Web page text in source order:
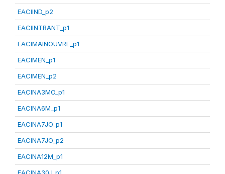
EACIIND_p2
EACIINTRANT_p1
EACIMAINOUVRE_p1
EACIMEN_p1
EACIMEN_p2
EACINA3MO_p1
EACINA6M_p1
EACINA7JO_p1
EACINA7JO_p2
EACINA12M_p1
EACINA30J_p1